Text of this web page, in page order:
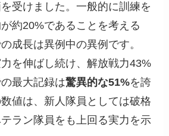
受けました。一般的に訓練を
約20%であることを考える
成長は異例中の異例です。
を伸ばし続け、解放戦力43%
最大記録は驚異的な51%を誇
値は、新人隊員としては破格
ラン隊員をも上回る実力を示